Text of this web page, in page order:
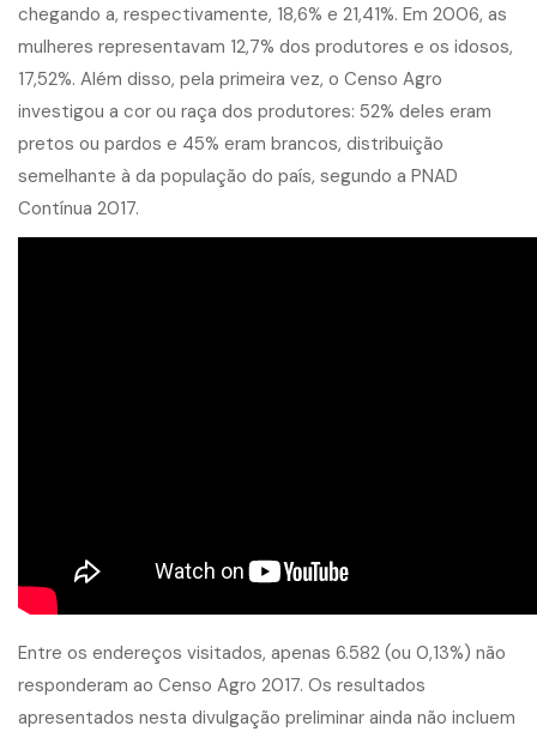
chegando a, respectivamente, 18,6% e 21,41%. Em 2006, as
mulheres representavam 12,7% dos produtores e os idosos,
17,52%. Além disso, pela primeira vez, o Censo Agro
investigou a cor ou raça dos produtores: 52% deles eram
pretos ou pardos e 45% eram brancos, distribuição
semelhante à da população do país, segundo a PNAD
Contínua 2017.
Entre os endereços visitados, apenas 6.582 (ou 0,13%) não
responderam ao Censo Agro 2017. Os resultados
apresentados nesta divulgação preliminar ainda não incluem